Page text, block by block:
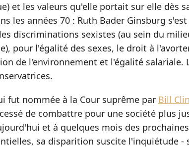
et les valeurs qu'elle portait sur elle dès
les années 70 : Ruth Bader Ginsburg
discriminations sexistes (au sein du
pour l'égalité des sexes, le droit à
de l'environnement et l'égalité salariale.
fut nommée à la Cour suprême par Bill
de combattre pour une société plus
et à quelques mois des
sa disparition suscite l'inquiétude -